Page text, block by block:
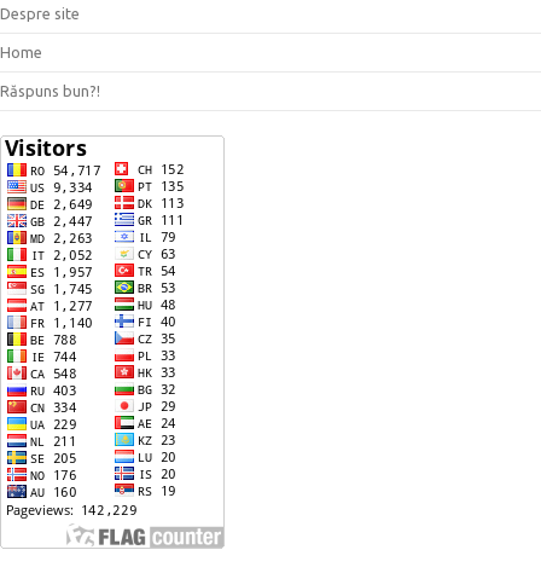
Despre site
Home
Răspuns bun?!